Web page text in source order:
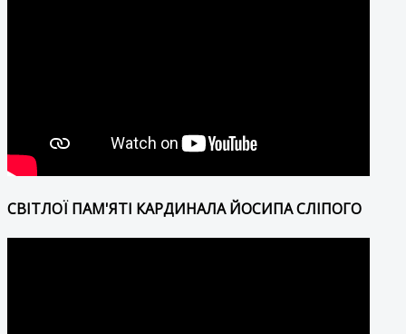
СВІТЛОЇ ПАМ'ЯТІ КАРДИНАЛА ЙОСИПА СЛІПОГО